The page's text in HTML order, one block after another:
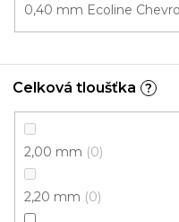
0,40 mm Ecoline
Celková tloušťka ?
2,00 mm 0
2,20 mm 0
Vinylová podlaha
Skladem
579 Kč
Fix Standard D (lepená)